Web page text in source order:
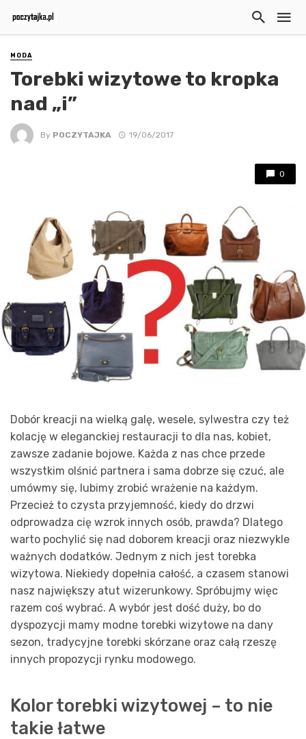
MODA
Torebki wizytowe to kropka
nad „i”
By POCZYTAJKA 19/06/2017
0
Dobór kreacji na wielką galę, wesele, sylwestra czy też
kolację w eleganckiej restauracji to dla nas, kobiet,
zawsze zadanie bojowe. Każda z nas chce przede
wszystkim olśnić partnera i sama dobrze się czuć, ale
umówmy się, lubimy zrobić wrażenie na każdym.
Przecież to czysta przyjemność, kiedy do drzwi
odprowadza cię wzrok innych osób, prawda? Dlatego
warto pochylić się nad doborem kreacji oraz niezwykle
ważnych dodatków. Jednym z nich jest torebka
wizytowa. Niekiedy dopełnia całość, a czasem stanowi
nasz największy atut wizerunkowy. Spróbujmy więc
razem coś wybrać. A wybór jest dość duży, bo do
dyspozycji mamy modne torebki wizytowe na dany
sezon, tradycyjne torebki skórzane oraz całą rzeszę
innych propozycji rynku modowego.
Kolor torebki wizytowej – to nie
takie łatwe